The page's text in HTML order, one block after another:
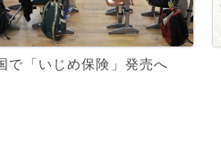
で「いじめ保険」発売へ